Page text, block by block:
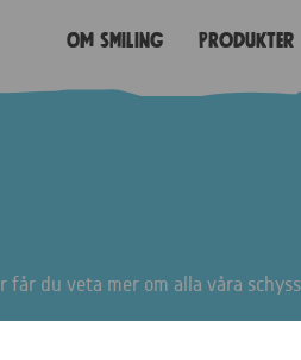
Om Smiling Produkter
du veta mer om alla våra